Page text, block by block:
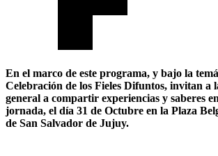
En el marco de este programa, y bajo la
Celebración de los Fieles Difuntos, invitan a
general a compartir experiencias y saberes
jornada, el día 31 de Octubre en la Plaza
de San Salvador de Jujuy.